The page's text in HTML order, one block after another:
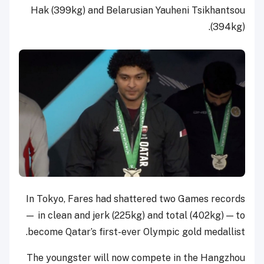
Hak (399kg) and Belarusian Yauheni Tsikhantsou
(394kg).
In Tokyo, Fares had shattered two Games records
— in clean and jerk (225kg) and total (402kg) — to
become Qatar’s first-ever Olympic gold medallist.
The youngster will now compete in the Hangzhou